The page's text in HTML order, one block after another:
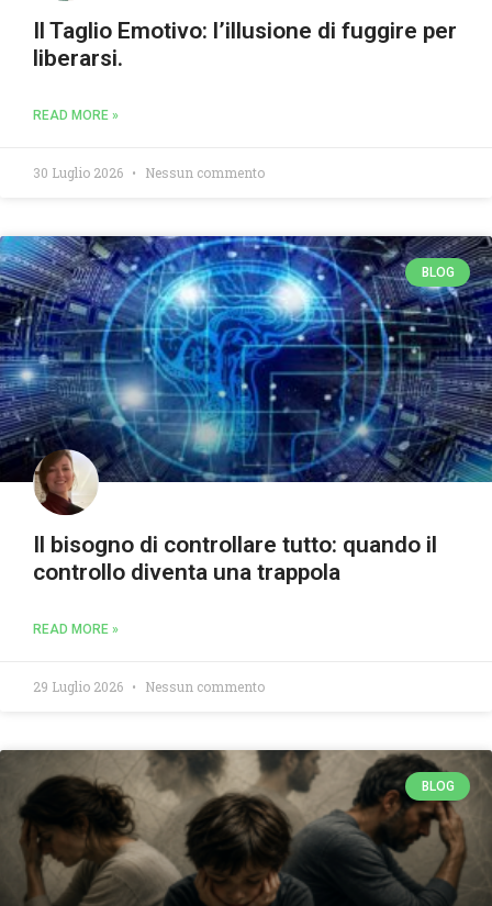
Il Taglio Emotivo: l’illusione di fuggire per
liberarsi.
READ MORE »
30 Luglio 2026 Nessun commento
BLOG
Il bisogno di controllare tutto: quando il
controllo diventa una trappola
READ MORE »
29 Luglio 2026 Nessun commento
BLOG